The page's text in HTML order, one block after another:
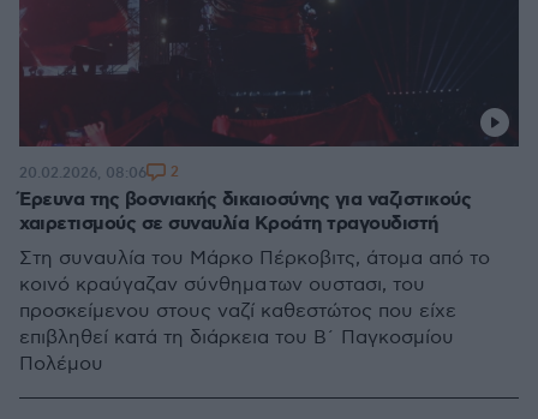
Έρευνα της βοσνιακής δικαιοσύνης για ναζιστικούς
χαιρετισμούς σε συναυλία Kροάτη τραγουδιστή
Στη συναυλία του Μάρκο Πέρκοβιτς, άτομα από το
κοινό κραύγαζαν σύνθημα των ουστασι, του
προσκείμενου στους ναζί καθεστώτος που είχε
επιβληθεί κατά τη διάρκεια του Β΄ Παγκοσμίου
Πολέμου
20.02.2026, 08:06 2